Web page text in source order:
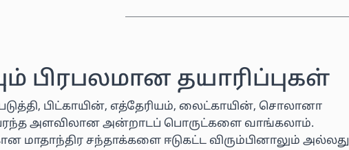
பிரபலமான தயாரிப்புகள்
பிட்காயின், எத்தேரியம், லைட்காயின், சொலானா
பரந்த அளவிலான அன்றாடப் பொருட்களை வாங்கலாம்.
சந்தாக்களை ஈடுகட்ட விரும்பினாலும் அல்லது